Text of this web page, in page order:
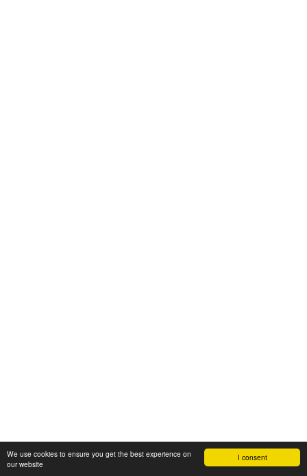
I consent
We use cookies to ensure you get the best experience on
our website